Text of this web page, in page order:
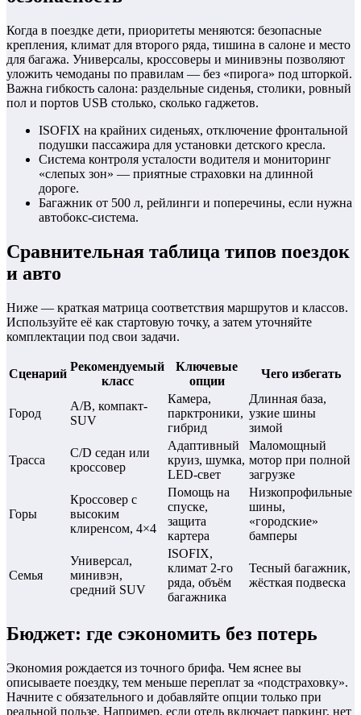
Когда в поездке дети, приоритеты меняются: безопасные
крепления, климат для второго ряда, тишина в салоне и место
для багажа. Универсалы, кроссоверы и минивэны позволяют
уложить чемоданы по правилам — без «пирога» под шторкой.
Важна гибкость салона: раздельные сиденья, столики, ровный
пол и портов USB столько, сколько гаджетов.
ISOFIX на крайних сиденьях, отключение фронтальной
подушки пассажира для установки детского кресла.
Система контроля усталости водителя и мониторинг
«слепых зон» — приятные страховки на длинной
дороге.
Багажник от 500 л, рейлинги и поперечины, если нужна
автобокс-система.
Сравнительная таблица типов поездок
и авто
Ниже — краткая матрица соответствия маршрутов и классов.
Используйте её как стартовую точку, а затем уточняйте
комплектации под свои задачи.
Сценарий
Рекомендуемый
класс
Ключевые
опции
Чего избегать
Город
A/B, компакт-
SUV
Камера,
парктроники,
гибрид
Длинная база,
узкие шины
зимой
Трасса
C/D седан или
кроссовер
Адаптивный
круиз, шумка,
LED-свет
Маломощный
мотор при полной
загрузке
Горы
Кроссовер с
высоким
клиренсом, 4×4
Помощь на
спуске,
защита
картера
Низкопрофильные
шины,
«городские»
бамперы
Семья
Универсал,
минивэн,
средний SUV
ISOFIX,
климат 2-го
ряда, объём
багажника
Тесный багажник,
жёсткая подвеска
Бюджет: где сэкономить без потерь
Экономия рождается из точного брифа. Чем яснее вы
описываете поездку, тем меньше переплат за «подстраховку».
Начните с обязательного и добавляйте опции только при
реальной пользе. Например, если отель включает паркинг, нет